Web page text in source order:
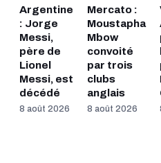
Argentine
: Jorge
Messi,
père de
Lionel
Messi, est
décédé
8 août 2026
Mercato :
Moustapha
Mbow
convoité
par trois
clubs
anglais
8 août 2026